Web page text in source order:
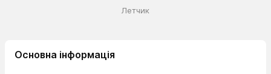
Летчик
Основна інформація